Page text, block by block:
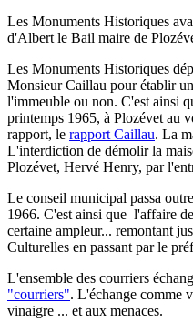
Les Monuments Historiques
d'Albert le Bail maire de
Les Monuments Historiques
Monsieur Caillau pour établir
l'immeuble ou non. C'est ainsi
printemps 1965, à Plozévet au
rapport, le rapport Caillau. La
L'interdiction de démolir la
Plozévet, Hervé Henry, par
Le conseil municipal passa
1966. C'est ainsi que l'affaire
certaine ampleur... remontant
Culturelles en passant par le
L'ensemble des courriers
"courriers". L'échange comme
vinaigre ... et aux menaces.